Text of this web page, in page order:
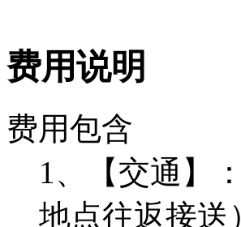
费用说明
费用包含
1、【交通】
地点往返接送